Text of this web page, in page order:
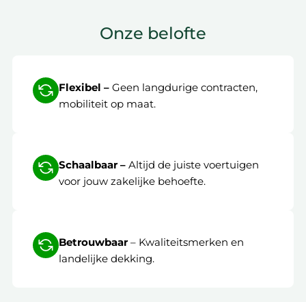
Onze belofte
Flexibel –Geen langdurige contracten,
mobiliteit op maat.
Schaalbaar –Altijd de juiste voertuigen
voor jouw zakelijke behoefte.
Betrouwbaar– Kwaliteitsmerken en
landelijke dekking.